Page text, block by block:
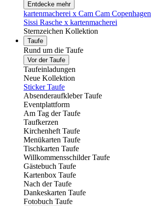
Entdecke mehr
kartenmacherei x Cam Cam Copenhagen
Sissi Rasche x kartenmacherei
Sternzeichen Kollektion
Taufe
Rund um die Taufe
Vor der Taufe
Taufeinladungen
Neue Kollektion
Sticker Taufe
Absenderaufkleber Taufe
Eventplattform
Am Tag der Taufe
Taufkerzen
Kirchenheft Taufe
Menükarten Taufe
Tischkarten Taufe
Willkommensschilder Taufe
Gästebuch Taufe
Kartenbox Taufe
Nach der Taufe
Dankeskarten Taufe
Fotobuch Taufe